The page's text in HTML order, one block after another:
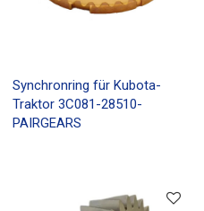
Synchronring für Kubota-
Traktor 3C081-28510-
PAIRGEARS